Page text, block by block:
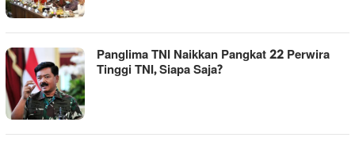
Panglima TNI Naikkan Pangkat 22 Perwira
Tinggi TNI, Siapa Saja?